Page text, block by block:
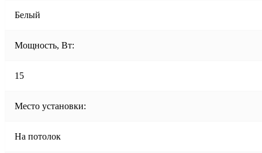
Белый
Мощность, Вт:
15
Место установки:
На потолок